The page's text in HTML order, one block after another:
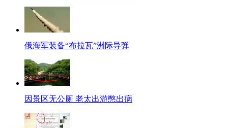
俄海军装备“布拉瓦”洲际导弹
因景区无公厕 老太出游憋出病